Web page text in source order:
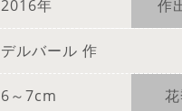
2016年 作
デルバール 作
6～7cm